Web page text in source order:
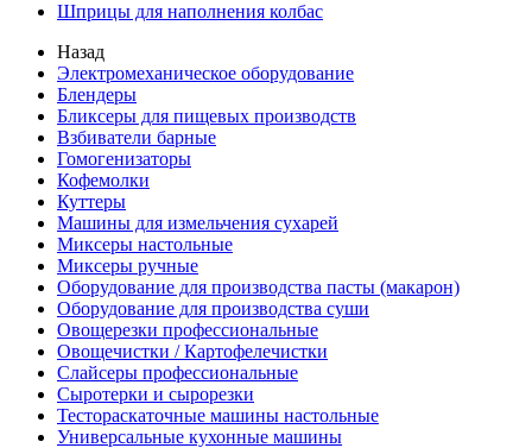
Шприцы для наполнения колбас
Назад
Электромеханическое оборудование
Блендеры
Бликсеры для пищевых производств
Взбиватели барные
Гомогенизаторы
Кофемолки
Куттеры
Машины для измельчения сухарей
Миксеры настольные
Миксеры ручные
Оборудование для производства пасты (макарон)
Оборудование для производства суши
Овощерезки профессиональные
Овощечистки / Картофелечистки
Слайсеры профессиональные
Сыротерки и сырорезки
Тестораскаточные машины настольные
Универсальные кухонные машины